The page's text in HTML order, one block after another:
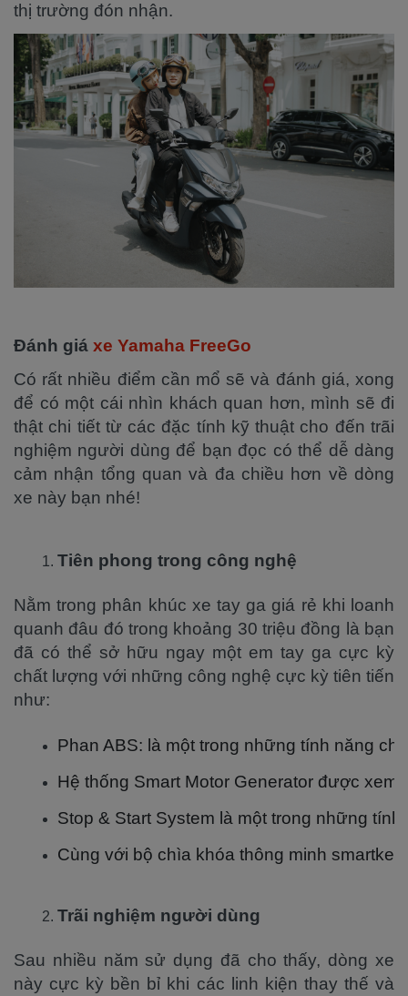
thị trường đón nhận.
Đánh giá xe Yamaha FreeGo
Có rất nhiều điểm cần mổ sẽ và đánh giá, xong
để có một cái nhìn khách quan hơn, mình sẽ đi
thật chi tiết từ các đặc tính kỹ thuật cho đến trãi
nghiệm người dùng để bạn đọc có thể dễ dàng
cảm nhận tổng quan và đa chiều hơn về dòng
xe này bạn nhé!
Tiên phong trong công nghệ
Nằm trong phân khúc xe tay ga giá rẻ khi loanh
quanh đâu đó trong khoảng 30 triệu đồng là bạn
đã có thể sở hữu ngay một em tay ga cực kỳ
chất lượng với những công nghệ cực kỳ tiên tiến
như:
Phan ABS: là một trong những tính năng
Hệ thống Smart Motor Generator được
Stop & Start System là một trong những
Cùng với bộ chìa khóa thông minh
Trãi nghiệm người dùng
Sau nhiều năm sử dụng đã cho thấy, dòng xe
này cực kỳ bền bỉ khi các linh kiện thay thế và